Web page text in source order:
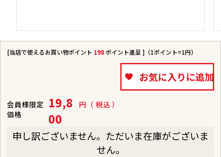
[当店で使えるお買い物ポイント 198ポイント進呈 ]（1ポイント=1円）
会員様限定
価格
19,8
00
税込
申し訳ございません。ただいま在庫がございま
せん。
お気に入りに追加